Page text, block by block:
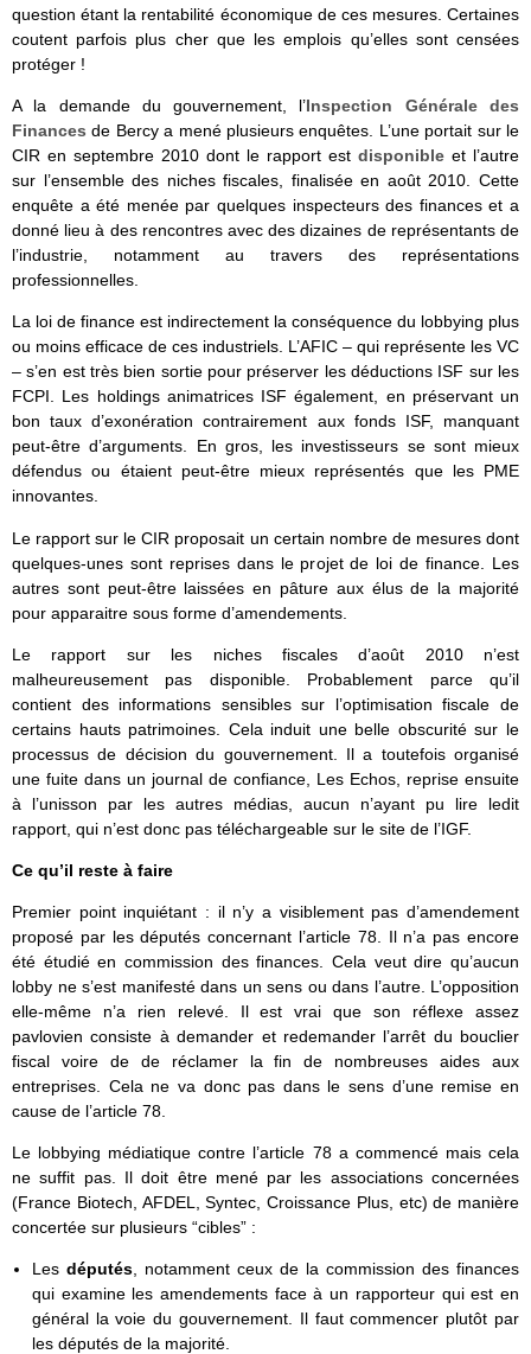
question étant la rentabilité économique de ces mesures. Certaines
coutent parfois plus cher que les emplois qu’elles sont censées
protéger !
A la demande du gouvernement, l’Inspection Générale des
Finances de Bercy a mené plusieurs enquêtes. L’une portait sur le
CIR en septembre 2010 dont le rapport est disponible et l’autre
sur l’ensemble des niches fiscales, finalisée en août 2010. Cette
enquête a été menée par quelques inspecteurs des finances et a
donné lieu à des rencontres avec des dizaines de représentants de
l’industrie, notamment au travers des représentations
professionnelles.
La loi de finance est indirectement la conséquence du lobbying plus
ou moins efficace de ces industriels. L’AFIC – qui représente les VC
– s’en est très bien sortie pour préserver les déductions ISF sur les
FCPI. Les holdings animatrices ISF également, en préservant un
bon taux d’exonération contrairement aux fonds ISF, manquant
peut-être d’arguments. En gros, les investisseurs se sont mieux
défendus ou étaient peut-être mieux représentés que les PME
innovantes.
Le rapport sur le CIR proposait un certain nombre de mesures dont
quelques-unes sont reprises dans le projet de loi de finance. Les
autres sont peut-être laissées en pâture aux élus de la majorité
pour apparaitre sous forme d’amendements.
Le rapport sur les niches fiscales d’août 2010 n’est
malheureusement pas disponible. Probablement parce qu’il
contient des informations sensibles sur l’optimisation fiscale de
certains hauts patrimoines. Cela induit une belle obscurité sur le
processus de décision du gouvernement. Il a toutefois organisé
une fuite dans un journal de confiance, Les Echos, reprise ensuite
à l’unisson par les autres médias, aucun n’ayant pu lire ledit
rapport, qui n’est donc pas téléchargeable sur le site de l’IGF.
Ce qu’il reste à faire
Premier point inquiétant : il n’y a visiblement pas d’amendement
proposé par les députés concernant l’article 78. Il n’a pas encore
été étudié en commission des finances. Cela veut dire qu’aucun
lobby ne s’est manifesté dans un sens ou dans l’autre. L’opposition
elle-même n’a rien relevé. Il est vrai que son réflexe assez
pavlovien consiste à demander et redemander l’arrêt du bouclier
fiscal voire de de réclamer la fin de nombreuses aides aux
entreprises. Cela ne va donc pas dans le sens d’une remise en
cause de l’article 78.
Le lobbying médiatique contre l’article 78 a commencé mais cela
ne suffit pas. Il doit être mené par les associations concernées
(France Biotech, AFDEL, Syntec, Croissance Plus, etc) de manière
concertée sur plusieurs “cibles” :
Les députés, notamment ceux de la commission des finances
qui examine les amendements face à un rapporteur qui est en
général la voie du gouvernement. Il faut commencer plutôt par
les députés de la majorité.